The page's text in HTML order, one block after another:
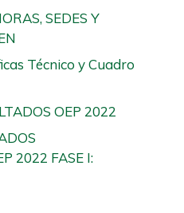
SEDES Y
Técnico y Cuadro
OEP 2022
2022 FASE I: